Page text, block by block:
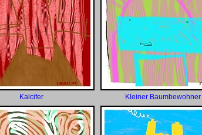
Kalcifer Kleiner Baumbewohner